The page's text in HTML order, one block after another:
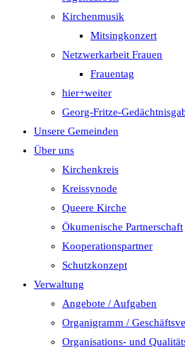
Kirchenmusik
Mitsingkonzert
Netzwerkarbeit Frauen
Frauentag
hier+weiter
Georg-Fritze-
Unsere Gemeinden
Über uns
Kirchenkreis
Kreissynode
Queere Kirche
Ökumenische Partnerschaft
Kooperationspartner
Schutzkonzept
Verwaltung
Angebote / Aufgaben
Organigramm /
Organisations- und